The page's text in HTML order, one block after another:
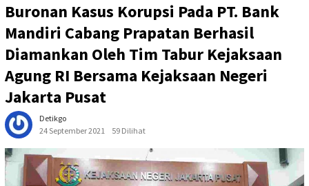
Buronan Kasus Korupsi Pada PT. Bank
Mandiri Cabang Prapatan Berhasil
Diamankan Oleh Tim Tabur Kejaksaan
Agung RI Bersama Kejaksaan Negeri
Jakarta Pusat
Detikgo
24 September 2021
59 Dilihat